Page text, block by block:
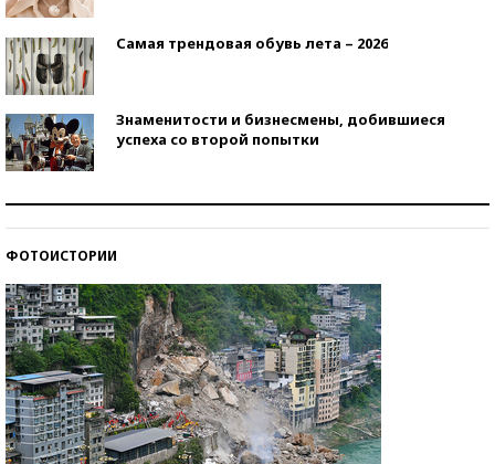
Самая трендовая обувь лета – 2026
Знаменитости и бизнесмены, добившиеся
успеха со второй попытки
ФОТОИСТОРИИ